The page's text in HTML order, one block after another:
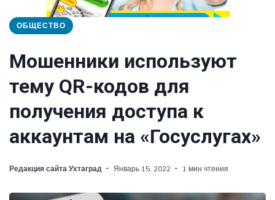
ОБЩЕСТВО
Мошенники используют
тему QR-кодов для
получения доступа к
аккаунтам на «Госуслугах»
Редакция сайта Ухтаград Январь 15, 2022 1 мин чтения